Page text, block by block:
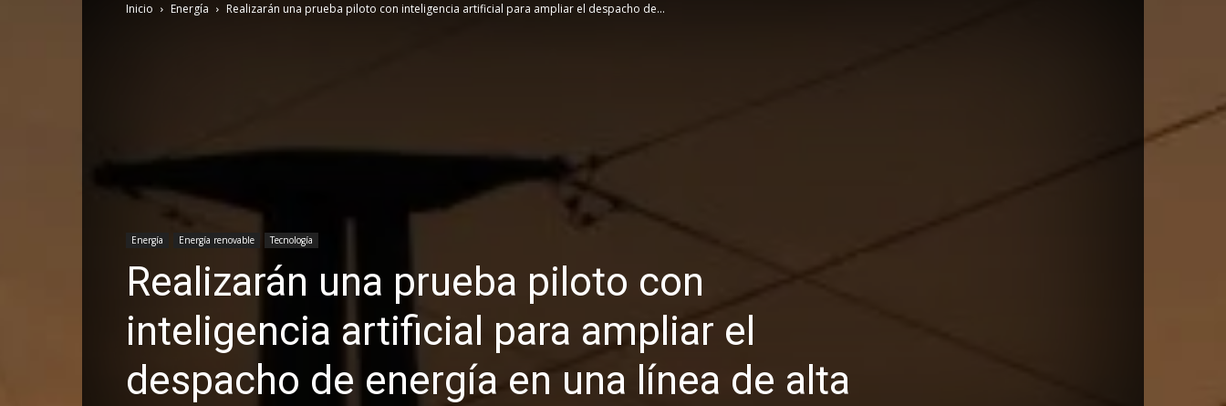
Inicio Energía Realizarán una prueba piloto con inteligencia artificial para ampliar el despacho de...
Energía Energía renovable Tecnología
Realizarán una prueba piloto con
inteligencia artificial para ampliar el
despacho de energía en una línea de alta